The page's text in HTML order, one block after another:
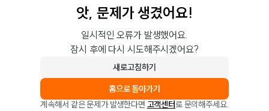
앗, 문제가 생겼어요!
일시적인 오류가 발생했어요.
잠시 후에 다시 시도해주시겠어요?
새로고침하기
홈으로 돌아가기
계속해서 같은 문제가 발생한다면 고객센터로 문의해주세요.